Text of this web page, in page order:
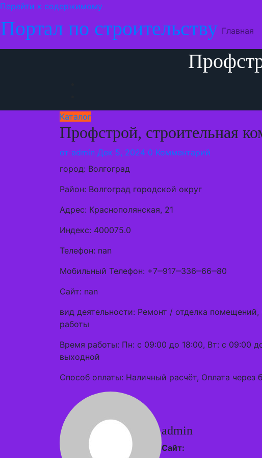
Перейти к содержимому
Портал по строительству Главная
Каталог
Профстрой, строительная
от admin Дек 5, 2024 0 Комментарий
город: Волгоград
Район: Волгоград городской округ
Адрес: Краснополянская, 21
Индекс: 400075.0
Телефон: nan
Мобильный Телефон: +7‒917‒336‒66‒80
Сайт: nan
вид деятельности: Ремонт / отделка
работы
Время работы: Пн: с 09:00 до 18:00, Вт: с 09:00
выходной
Способ оплаты: Наличный расчёт, Оплата через
admin
Сайт: